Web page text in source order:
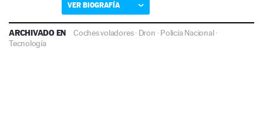
VER BIOGRAFÍA
ARCHIVADO EN Coches voladores· Dron ·Policía Nacional·
Tecnología